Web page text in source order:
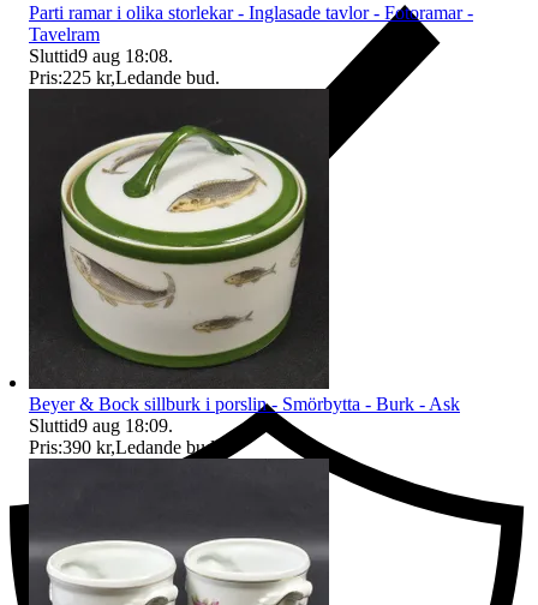
Ersättning om du inte får din vara
Parti ramar i olika storlekar - Inglasade tavlor - Fotoramar -
Tavelram
Sluttid9 aug 18:08.
Pris:225 kr,Ledande bud.
Beyer & Bock sillburk i porslin - Smörbytta - Burk - Ask
Sluttid9 aug 18:09.
Pris:390 kr,Ledande bud.